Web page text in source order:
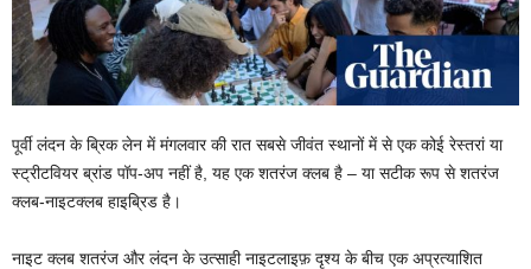
पूर्वी लंदन के ब्रिक लेन में मंगलवार की रात सबसे जीवंत स्थानों में से एक कोई रेस्तरां या
स्ट्रीटवियर ब्रांड पॉप-अप नहीं है, यह एक शतरंज क्लब है – या सटीक रूप से शतरंज
क्लब-नाइटक्लब हाइब्रिड है।
नाइट क्लब शतरंज और लंदन के उत्साही नाइटलाइफ़ दृश्य के बीच एक अप्रत्याशित